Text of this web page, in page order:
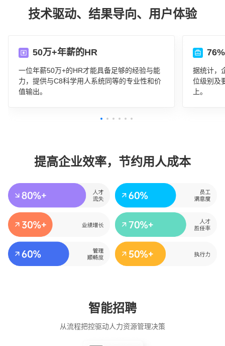
技术驱动、结果导向、用户体验
50万+年薪的HR
一位年薪50万+的HR才能具备足够的经验与能
力，提供与C8科学用人系统同等的专业性和价
值输出。
据统计，
位级别及
上。
提高企业效率，节约用人成本
智能招聘
从流程把控驱动人力资源管理决策